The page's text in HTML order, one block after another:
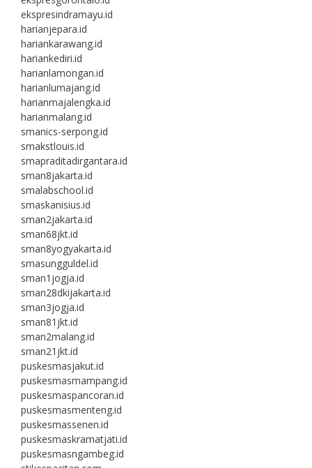
ekspresindramayu.id
harianjepara.id
hariankarawang.id
hariankediri.id
harianlamongan.id
harianlumajang.id
harianmajalengka.id
harianmalang.id
smanics-serpong.id
smakstlouis.id
smapraditadirgantara.id
sman8jakarta.id
smalabschool.id
smaskanisius.id
sman2jakarta.id
sman68jkt.id
sman8yogyakarta.id
smasungguldel.id
sman1jogja.id
sman28dkijakarta.id
sman3jogja.id
sman81jkt.id
sman2malang.id
sman21jkt.id
puskesmasjakut.id
puskesmasmampang.id
puskesmaspancoran.id
puskesmasmenteng.id
puskesmassenen.id
puskesmaskramatjati.id
puskesmasngambeg.id